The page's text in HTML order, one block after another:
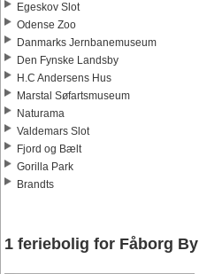
Egeskov Slot
Odense Zoo
Danmarks Jernbanemuseum
Den Fynske Landsby
H.C Andersens Hus
Marstal Søfartsmuseum
Naturama
Valdemars Slot
Fjord og Bælt
Gorilla Park
Brandts
1 feriebolig for Fåborg By